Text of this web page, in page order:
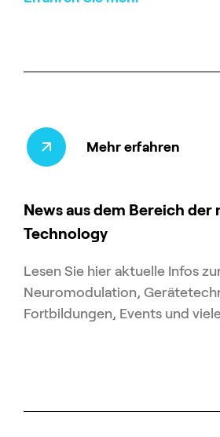
Mehr erfahren
News aus dem Bereich der
Technology
Lesen Sie hier aktuelle Infos
Neuromodulation,
Fortbildungen, Events und